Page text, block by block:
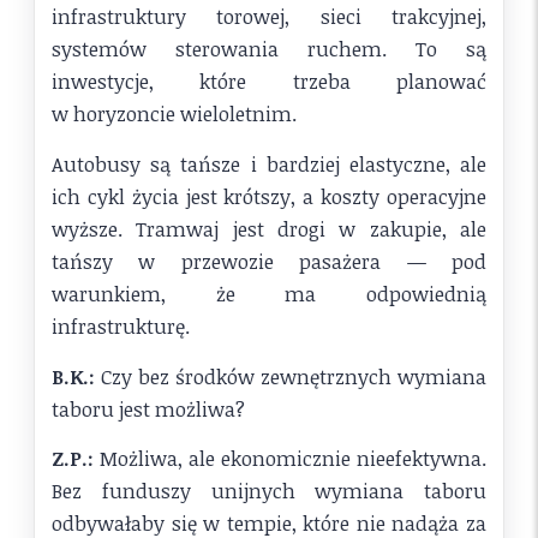
infrastruktury torowej, sieci trakcyjnej,
systemów sterowania ruchem. To są
inwestycje, które trzeba planować
w horyzoncie wieloletnim.
Autobusy są tańsze i bardziej elastyczne, ale
ich cykl życia jest krótszy, a koszty operacyjne
wyższe. Tramwaj jest drogi w zakupie, ale
tańszy w przewozie pasażera — pod
warunkiem, że ma odpowiednią
infrastrukturę.
B.K.: Czy bez środków zewnętrznych wymiana
taboru jest możliwa?
Z.P.: Możliwa, ale ekonomicznie nieefektywna.
Bez funduszy unijnych wymiana taboru
odbywałaby się w tempie, które nie nadąża za